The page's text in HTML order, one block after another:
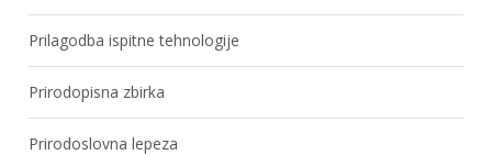
Prilagodba ispitne tehnologije
Prirodopisna zbirka
Prirodoslovna lepeza